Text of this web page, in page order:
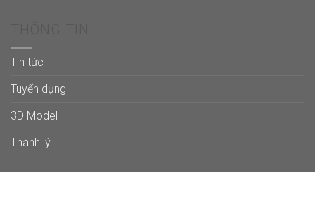
Tin tức
Tuyển dụng
3D Model
Thanh lý